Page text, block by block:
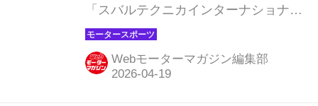
「スバルテクニカインターナショナ
ル」は、2026年5月14〜17日にかけて
ドイツ・ニュルブルクリンクサーキッ
トで開催される第54回ニュルブルクリ
Webモーターマガジン編集部